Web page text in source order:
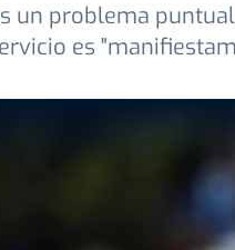
un problema
es